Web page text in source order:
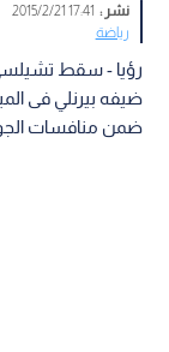
نشر : 17:41 2015/2/21
رياضة
رؤيا - سقط تشيلسي
ضيفه بيرنلي فى
ضمن منافسات الجولة الـ26 من الدوري